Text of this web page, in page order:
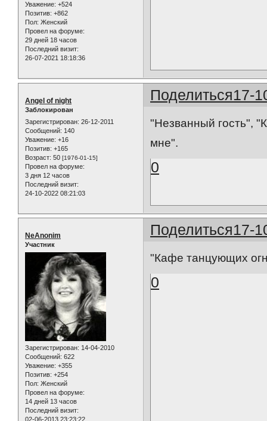
Уважение: +524
Позитив: +862
Пол: Женский
Провел на форуме:
29 дней 18 часов
Последний визит:
26-07-2021 18:18:36
Поделиться17-
Angel of night
Заблокирован
Зарегистрирован: 26-12-2011
Сообщений: 140
Уважение: +16
Позитив: +165
Возраст: 50 [1976-01-15]
Провел на форуме:
3 дня 12 часов
Последний визит:
24-10-2022 08:21:03
"Незванный гость",
мне".
0
Поделиться17-
NeAnonim
Участник
Зарегистрирован: 14-04-2010
Сообщений: 622
Уважение: +355
Позитив: +254
Пол: Женский
Провел на форуме:
14 дней 13 часов
Последний визит:
02-06-2013 23:23:22
"Кафе танцующих
0